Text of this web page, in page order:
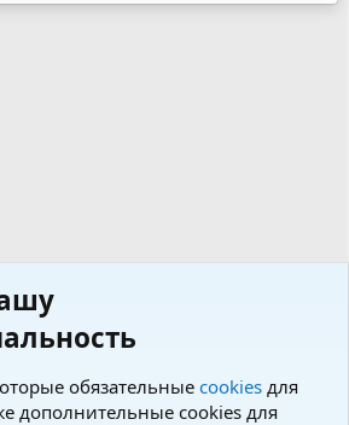
обязательные cookies для
дополнительные cookies для